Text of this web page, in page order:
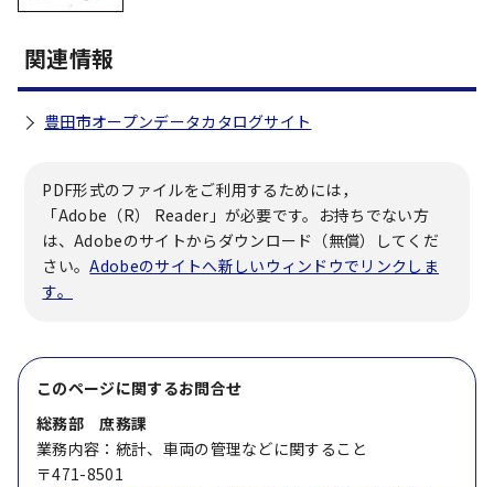
関連情報
豊田市オープンデータカタログサイト
PDF形式のファイルをご利用するためには，
「Adobe（R） Reader」が必要です。お持ちでない方
は、Adobeのサイトからダウンロード（無償）してくだ
さい。Adobeのサイトへ新しいウィンドウでリンクしま
す。
このページに関するお問合せ
総務部 庶務課
業務内容：統計、車両の管理などに関すること
〒471-8501